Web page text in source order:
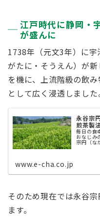
江戸時代に静岡・
が盛んに
1738年（元文3年）に
がたに・そうえん）が
を機に、上流階級の飲
として広く浸透しました
永谷宗
煎茶製
毎日の食
おなじみ
宗円（な
日本のお
www.e-cha.co.jp
そのため現在では永谷
ます。